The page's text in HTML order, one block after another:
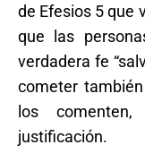
de Efesios 5 que
que las
verdadera fe
cometer
los
justificación.